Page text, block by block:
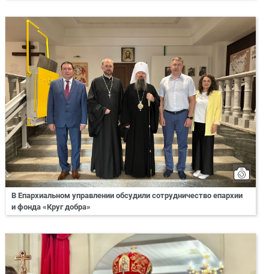
В Епархиальном управлении обсудили сотрудничество епархии
и фонда «Круг добра»